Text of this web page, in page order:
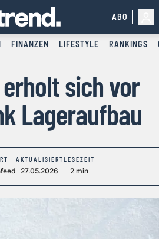
ABO
FINANZEN LIFESTYLE RANKINGS
sich vor
Lageraufbau
AKTUALISIERT
27.05.2026
LESEZEIT
2 min